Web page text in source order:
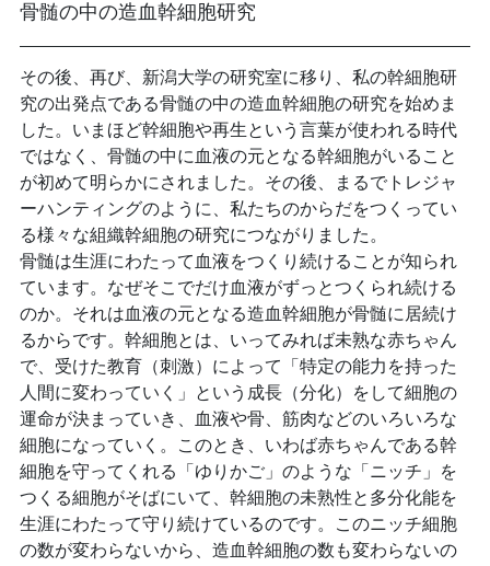
骨髄の中の造血幹細胞研究
その後、再び、新潟大学の研究室に移り、私の幹細胞研
究の出発点である骨髄の中の造血幹細胞の研究を始めま
した。いまほど幹細胞や再生という言葉が使われる時代
ではなく、骨髄の中に血液の元となる幹細胞がいること
が初めて明らかにされました。その後、まるでトレジャ
ーハンティングのように、私たちのからだをつくってい
る様々な組織幹細胞の研究につながりました。
骨髄は生涯にわたって血液をつくり続けることが知られ
ています。なぜそこでだけ血液がずっとつくられ続ける
のか。それは血液の元となる造血幹細胞が骨髄に居続け
るからです。幹細胞とは、いってみれば未熟な赤ちゃん
で、受けた教育（刺激）によって「特定の能力を持った
人間に変わっていく」という成長（分化）をして細胞の
運命が決まっていき、血液や骨、筋肉などのいろいろな
細胞になっていく。このとき、いわば赤ちゃんである幹
細胞を守ってくれる「ゆりかご」のような「ニッチ」を
つくる細胞がそばにいて、幹細胞の未熟性と多分化能を
生涯にわたって守り続けているのです。このニッチ細胞
の数が変わらないから、造血幹細胞の数も変わらないの